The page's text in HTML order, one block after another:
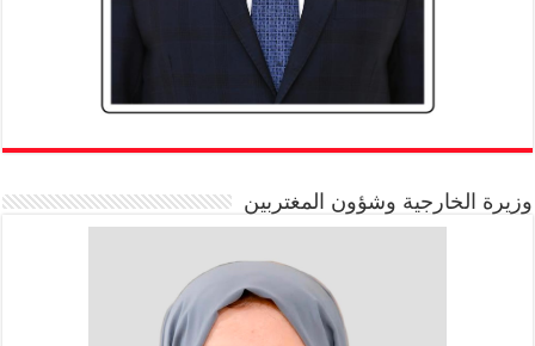
وزيرة الخارجية وشؤون المغتربين